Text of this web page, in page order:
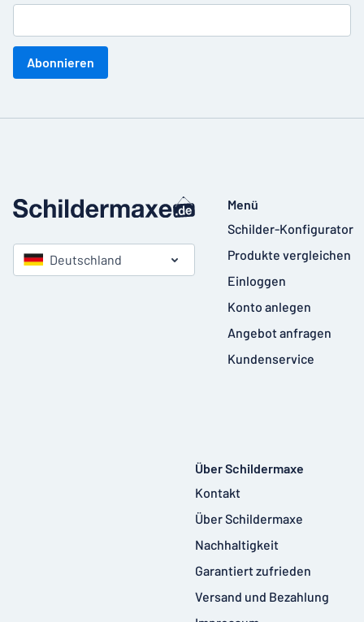
Abonnieren
Deutschland
Menü
Schilder-Konfigurator
Produkte vergleichen
Einloggen
Konto anlegen
Angebot anfragen
Kundenservice
Über Schildermaxe
Kontakt
Über Schildermaxe
Nachhaltigkeit
Garantiert zufrieden
Versand und Bezahlung